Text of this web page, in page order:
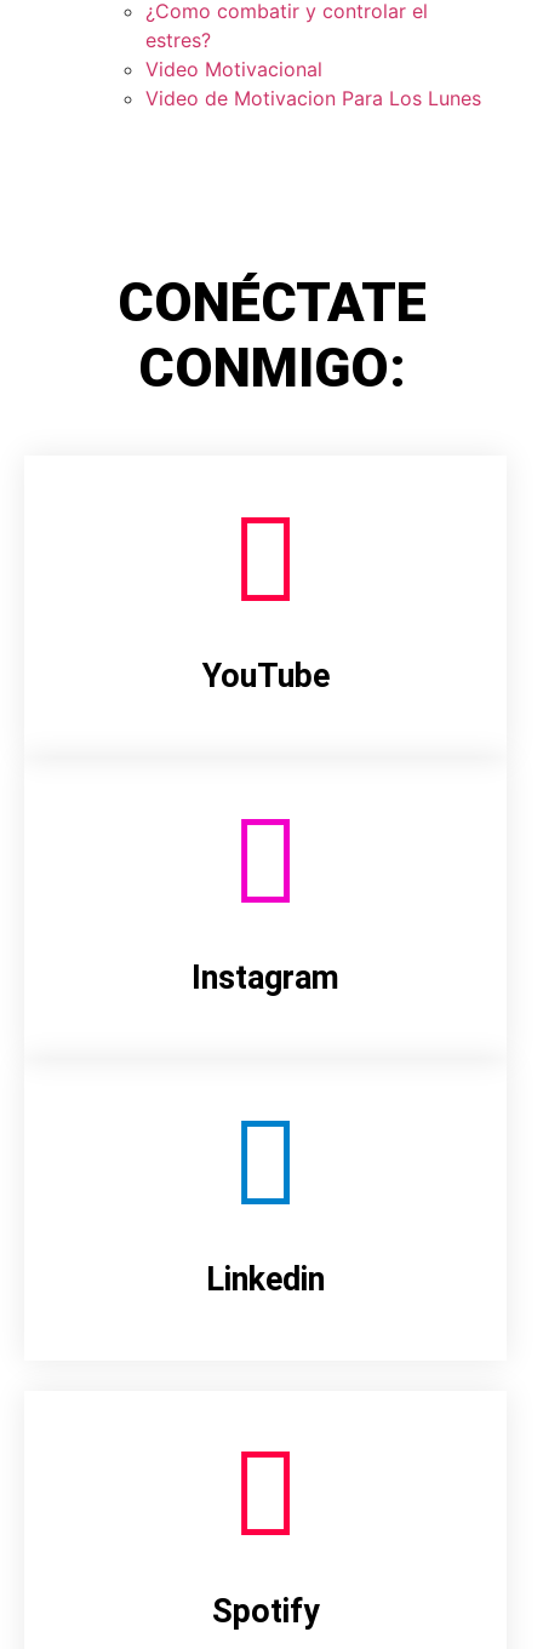
¿Como combatir y controlar el
estres?
Video Motivacional
Video de Motivacion Para Los Lunes
CONÉCTATE
CONMIGO:
YouTube
Instagram
Linkedin
Spotify